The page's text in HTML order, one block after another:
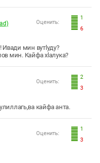
1
6
Оценить:
Ивади мин вутlуду?
мин. Кайфа хlалука?
2
3
Оценить:
кайфа анта.
1
3
Оценить: